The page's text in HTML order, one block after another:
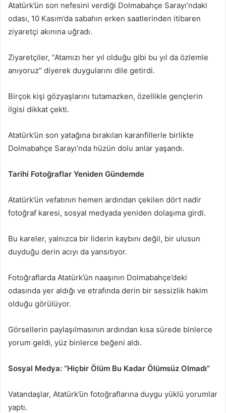
Atatürk’ün son nefesini verdiği Dolmabahçe Sarayı’ndaki
odası, 10 Kasım’da sabahın erken saatlerinden itibaren
ziyaretçi akınına uğradı.
Ziyaretçiler, “Atamızı her yıl olduğu gibi bu yıl da özlemle
anıyoruz” diyerek duygularını dile getirdi.
Birçok kişi gözyaşlarını tutamazken, özellikle gençlerin
ilgisi dikkat çekti.
Atatürk’ün son yatağına bırakılan karanfillerle birlikte
Dolmabahçe Sarayı’nda hüzün dolu anlar yaşandı.
Tarihi Fotoğraflar Yeniden Gündemde
Atatürk’ün vefatının hemen ardından çekilen dört nadir
fotoğraf karesi, sosyal medyada yeniden dolaşıma girdi.
Bu kareler, yalnızca bir liderin kaybını değil, bir ulusun
duyduğu derin acıyı da yansıtıyor.
Fotoğraflarda Atatürk’ün naaşının Dolmabahçe’deki
odasında yer aldığı ve etrafında derin bir sessizlik hakim
olduğu görülüyor.
Görsellerin paylaşılmasının ardından kısa sürede binlerce
yorum geldi, yüz binlerce beğeni aldı.
Sosyal Medya: “Hiçbir Ölüm Bu Kadar Ölümsüz Olmadı”
Vatandaşlar, Atatürk’ün fotoğraflarına duygu yüklü yorumlar
yaptı.